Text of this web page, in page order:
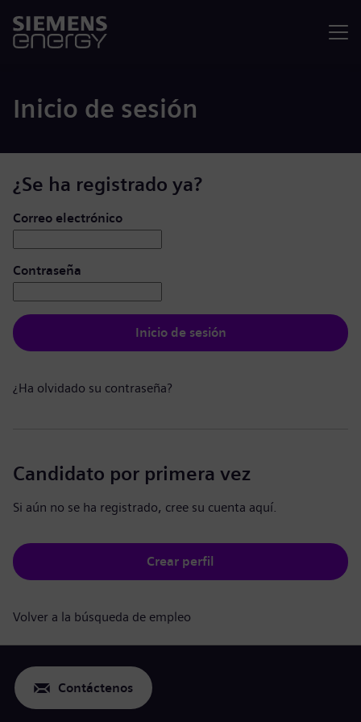
Inicio de sesión
¿Se ha registrado ya?
Iniciar de sesión: usuario y contraseña
Correo electrónico
Contraseña
Inicio de sesión
¿Ha olvidado su contraseña?
Candidato por primera vez
Si aún no se ha registrado, cree su cuenta aquí.
Crear perfil
Volver a la búsqueda de empleo
Contáctenos